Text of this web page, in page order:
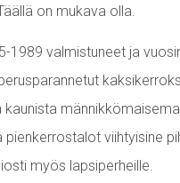
on mukava olla.
1989 valmistuneet ja
kaunista
pienkerrostalot viihtyisine
myös lapsiperheille.